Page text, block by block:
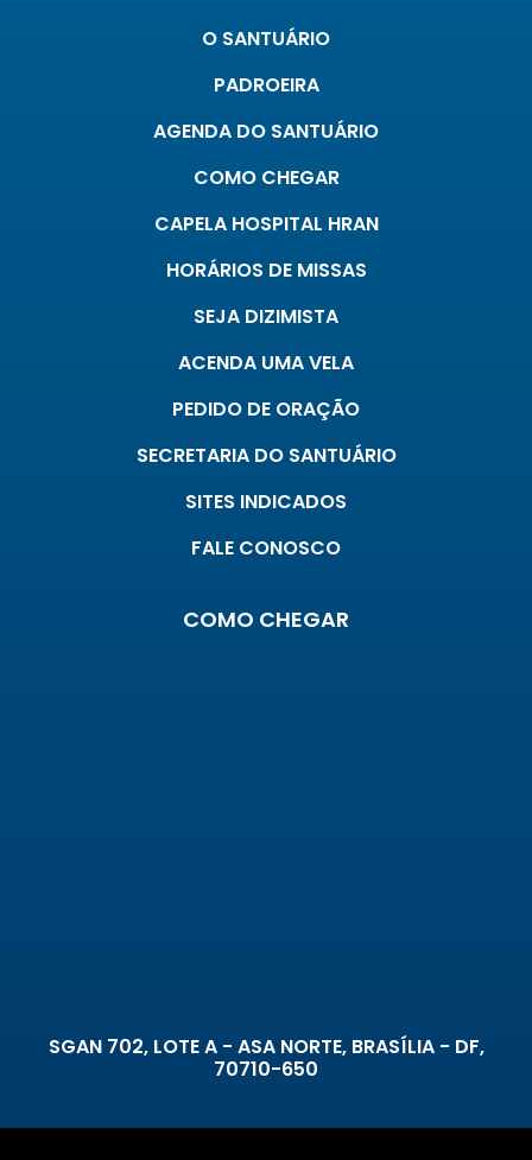
O SANTUÁRIO
PADROEIRA
AGENDA DO SANTUÁRIO
COMO CHEGAR
CAPELA HOSPITAL HRAN
HORÁRIOS DE MISSAS
SEJA DIZIMISTA
ACENDA UMA VELA
PEDIDO DE ORAÇÃO
SECRETARIA DO SANTUÁRIO
SITES INDICADOS
FALE CONOSCO
COMO CHEGAR
SGAN 702, LOTE A - ASA NORTE, BRASÍLIA - DF,
70710-650